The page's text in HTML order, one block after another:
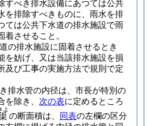
すべき排水設備にあつては公共
を排除すべきものに、雨水を排
ては公共下水道の排水施設で雨
させること。
の排水施設に固着させるとき
を妨げ、又は当該排水施設を損
及び工事の実施方法で規則で定
排水管の内径は、市長が特別の
除き、 次の表に定めるところ
よ
の断面積は、 同表の左欄の区分